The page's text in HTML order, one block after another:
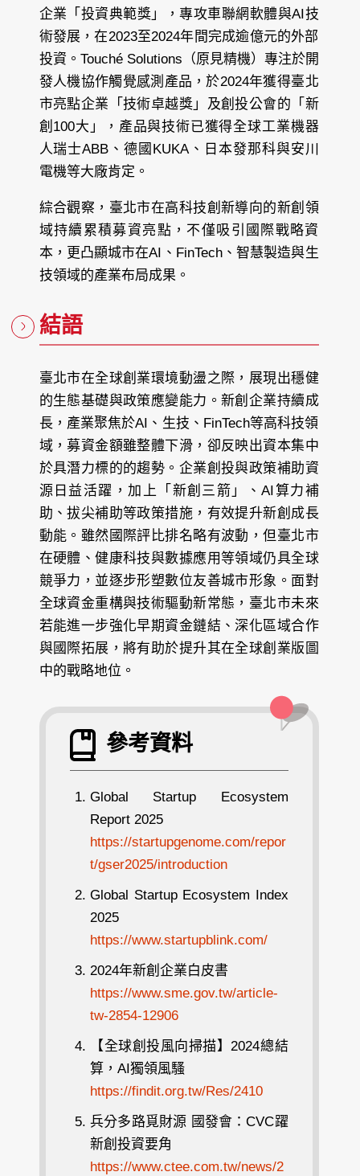
企業「投資典範獎」，專攻車聯網軟體與AI技
術發展，在2023至2024年間完成逾億元的外部
投資。Touché Solutions（原見精機）專注於開
發人機協作觸覺感測產品，於2024年獲得臺北
市亮點企業「技術卓越獎」及創投公會的「新
創100大」，產品與技術已獲得全球工業機器
人瑞士ABB、德國KUKA、日本發那科與安川
電機等大廠肯定。
綜合觀察，臺北市在高科技創新導向的新創領
域持續累積募資亮點，不僅吸引國際戰略資
本，更凸顯城市在AI、FinTech、智慧製造與生
技領域的產業布局成果。
結語
臺北市在全球創業環境動盪之際，展現出穩健
的生態基礎與政策應變能力。新創企業持續成
長，產業聚焦於AI、生技、FinTech等高科技領
域，募資金額雖整體下滑，卻反映出資本集中
於具潛力標的的趨勢。企業創投與政策補助資
源日益活躍，加上「新創三箭」、AI算力補
助、拔尖補助等政策措施，有效提升新創成長
動能。雖然國際評比排名略有波動，但臺北市
在硬體、健康科技與數據應用等領域仍具全球
競爭力，並逐步形塑數位友善城市形象。面對
全球資金重構與技術驅動新常態，臺北市未來
若能進一步強化早期資金鏈結、深化區域合作
與國際拓展，將有助於提升其在全球創業版圖
中的戰略地位。
參考資料
Global Startup Ecosystem
Report 2025
https://startupgenome.com/repor
t/gser2025/introduction
Global Startup Ecosystem Index
2025
https://www.startupblink.com/
2024年新創企業白皮書
https://www.sme.gov.tw/article-
tw-2854-12906
【全球創投風向掃描】2024總結
算，AI獨領風騷
https://findit.org.tw/Res/2410
兵分多路覓財源 國發會：CVC躍
新創投資要角
https://www.ctee.com.tw/news/2